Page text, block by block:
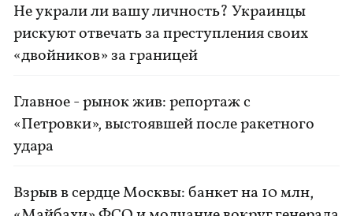
Не украли ли вашу личность? Украинцы
рискуют отвечать за преступления своих
«двойников» за границей
Главное - рынок жив: репортаж с
«Петровки», выстоявшей после ракетного
удара
Взрыв в сердце Москвы: банкет на 10 млн,